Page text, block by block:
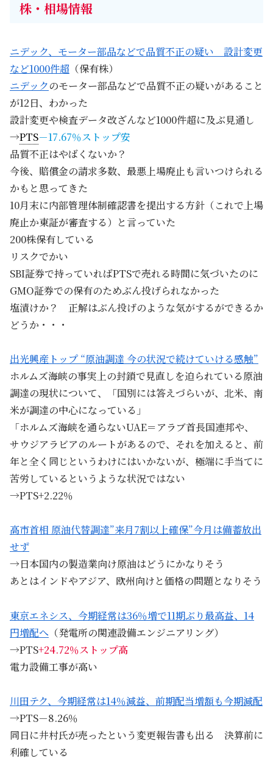
株・相場情報
ニデック、モーター部品などで品質不正の疑い 設計変更
など1000件超 （保有株）
ニデックのモーター部品などで品質不正の疑いがあること
が12日、わかった
設計変更や検査データ改ざんなど1000件超に及ぶ見通し
→PTS－17.67％ストップ安
品質不正はやばくないか？
今後、賠償金の請求多数、最悪上場廃止も言いつけられる
かもと思ってきた
10月末に内部管理体制確認書を提出する方針（これで上場
廃止か東証が審査する）と言っていた
200株保有している
リスクでかい
SBI証券で持っていればPTSで売れる時間に気づいたのに
GMO証券での保有のためぶん投げられなかった
塩漬けか？ 正解はぶん投げのような気がするができるか
どうか・・・
出光興産トップ “原油調達 今の状況で続けていける感触”
ホルムズ海峡の事実上の封鎖で見直しを迫られている原油
調達の現状について、「国別には答えづらいが、北米、南
米が調達の中心になっている」
「ホルムズ海峡を通らないUAE＝アラブ首長国連邦や、
サウジアラビアのルートがあるので、それを加えると、前
年と全く同じというわけにはいかないが、極端に手当てに
苦労しているというような状況ではない
→PTS+2.22％
高市首相 原油代替調達”来月7割以上確保”今月は備蓄放出
せず
→日本国内の製造業向け原油はどうにかなりそう
あとはインドやアジア、欧州向けと価格の問題となりそう
東京エネシス、今期経常は36％増で11期ぶり最高益、14
円増配へ （発電所の関連設備エンジニアリング）
→PTS+24.72％ストップ高
電力設備工事が高い
川田テク、今期経常は14％減益、前期配当増額も今期減配
→PTS－8.26％
同日に井村氏が売ったという変更報告書も出る 決算前に
利確している